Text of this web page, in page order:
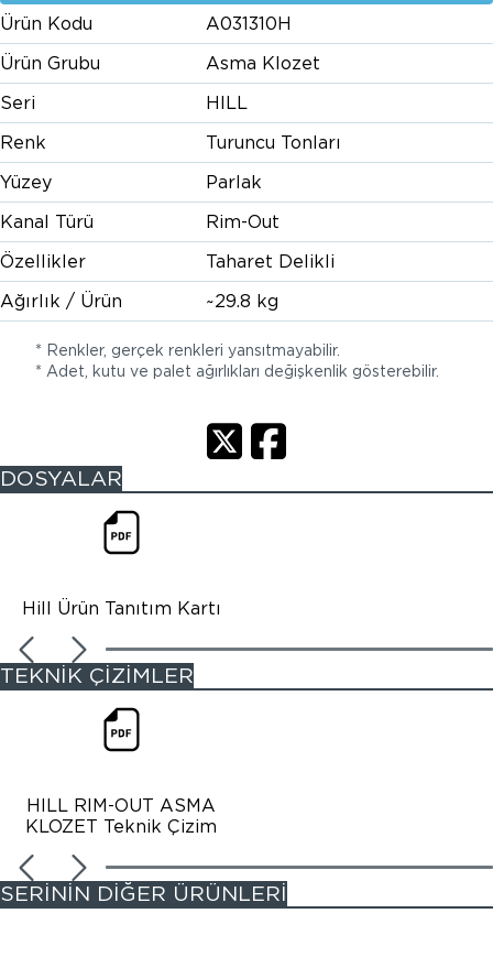
Ürün Kodu
A031310H
Ürün Grubu
Asma Klozet
Seri
HILL
Renk
Turuncu Tonları
Yüzey
Parlak
Kanal Türü
Rim-Out
Özellikler
Taharet Delikli
Ağırlık / Ürün
~29.8 kg
* Renkler, gerçek renkleri yansıtmayabilir.
* Adet, kutu ve palet ağırlıkları değişkenlik gösterebilir.
DOSYALAR
Hill Ürün Tanıtım Kartı
TEKNİK ÇİZİMLER
HILL RIM-OUT ASMA
KLOZET Teknik Çizim
SERİNİN DİĞER ÜRÜNLERİ